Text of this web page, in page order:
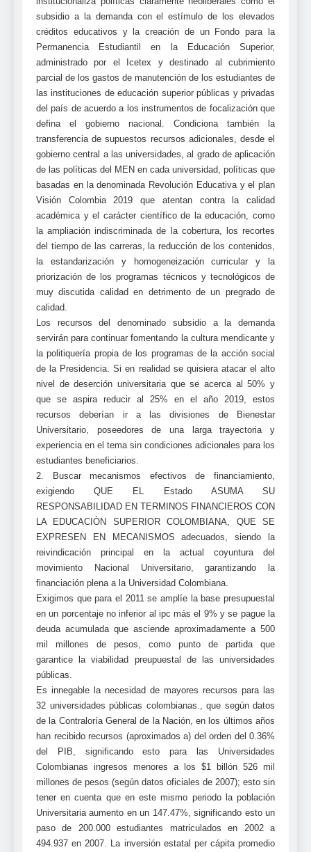
subsidio a la demanda con el estímulo de los elevados
créditos educativos y la creación de un Fondo para la
Permanencia Estudiantil en la Educación Superior,
administrado por el Icetex y destinado al cubrimiento
parcial de los gastos de manutención de los estudiantes de
las instituciones de educación superior públicas y privadas
del país de acuerdo a los instrumentos de focalización que
defina el gobierno nacional. Condiciona también la
transferencia de supuestos recursos adicionales, desde el
gobierno central a las universidades, al grado de aplicación
de las políticas del MEN en cada universidad, políticas que
basadas en la denominada Revolución Educativa y el plan
Visión Colombia 2019 que atentan contra la calidad
académica y el carácter científico de la educación, como
la ampliación indiscriminada de la cobertura, los recortes
del tiempo de las carreras, la reducción de los contenidos,
la estandarización y homogeneización curricular y la
priorización de los programas técnicos y tecnológicos de
muy discutida calidad en detrimento de un pregrado de
calidad.
Los recursos del denominado subsidio a la demanda
servirán para continuar fomentando la cultura mendicante y
la politiquería propia de los programas de la acción social
de la Presidencia. Si en realidad se quisiera atacar el alto
nivel de deserción universitaria que se acerca al 50% y
que se aspira reducir al 25% en el año 2019, estos
recursos deberían ir a las divisiones de Bienestar
Universitario, poseedores de una larga trayectoria y
experiencia en el tema sin condiciones adicionales para los
estudiantes beneficiarios.
2. Buscar mecanismos efectivos de financiamiento,
exigiendo QUE EL Estado ASUMA SU
RESPONSABILIDAD EN TERMINOS FINANCIEROS CON
LA EDUCACIÒN SUPERIOR COLOMBIANA, QUE SE
EXPRESEN EN MECANISMOS adecuados, siendo la
reivindicación principal en la actual coyuntura del
movimiento Nacional Universitario, garantizando la
financiación plena a la Universidad Colombiana.
Exigimos que para el 2011 se amplíe la base presupuestal
en un porcentaje no inferior al ipc más el 9% y se pague la
deuda acumulada que asciende aproximadamente a 500
mil millones de pesos, como punto de partida que
garantice la viabilidad preupuestal de las universidades
públicas.
Es innegable la necesidad de mayores recursos para las
32 universidades públicas colombianas., que según datos
de la Contraloría General de la Nación, en los últimos años
han recibido recursos (aproximados a) del orden del 0.36%
del PIB, significando esto para las Universidades
Colombianas ingresos menores a los $1 billón 526 mil
millones de pesos (según datos oficiales de 2007); esto sin
tener en cuenta que en este mismo periodo la población
Universitaria aumento en un 147.47%, significando esto un
paso de 200.000 estudiantes matriculados en 2002 a
494.937 en 2007. La inversión estatal per cápita promedio